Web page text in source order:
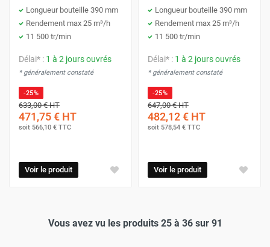
Longueur bouteille 390 mm
Rendement max 25 m³/h
11 500 tr/min
Délai* : 1 à 2 jours ouvrés
* généralement constaté
-25%
633,00 €HT
471,75 € HT
soit 566,10 € TTC
Voir le produit
Longueur bouteille 390 mm
Rendement max 25 m³/h
11 500 tr/min
Délai* : 1 à 2 jours ouvrés
* généralement constaté
-25%
647,00 €HT
482,12 € HT
soit 578,54 € TTC
Voir le produit
Vous avez vu les produits 25 à 36 sur 91